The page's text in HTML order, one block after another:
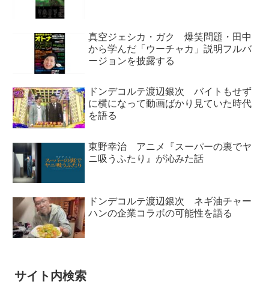
真空ジェシカ・ガク 爆笑問題・田中
から学んだ「ウーチャカ」説明フルバ
ージョンを披露する
ドンデコルテ渡辺銀次 バイトもせず
に横になって動画ばかり見ていた時代
を語る
東野幸治 アニメ『スーパーの裏でヤ
ニ吸うふたり』が沁みた話
ドンデコルテ渡辺銀次 ネギ油チャー
ハンの企業コラボの可能性を語る
サイト内検索